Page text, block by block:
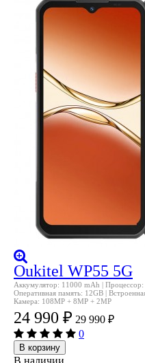
Oukitel WP55 5G
Аккумулятор: 11000 mAh |
Оперативная память: 12GB |
Камера: 108MP + 8MP + 2MP
24 990 ₽ 29 990 ₽
0
В корзину